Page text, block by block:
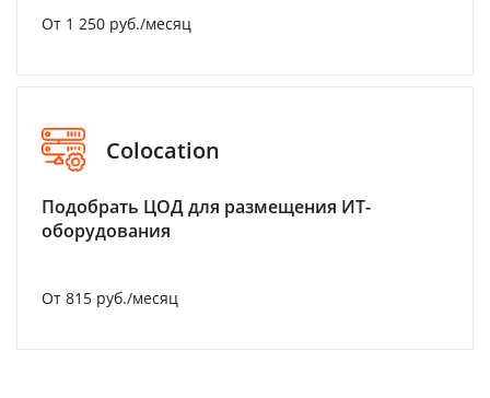
От 1 250 руб./месяц
Colocation
Подобрать ЦОД для размещения ИТ-
оборудования
От 815 руб./месяц